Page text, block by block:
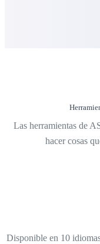
Las herramientas de
hacer cosas
Disponible en 10